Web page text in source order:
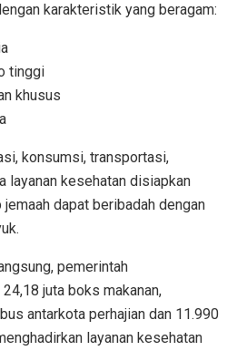
karakteristik yang beragam:
tinggi
khusus
konsumsi, transportasi,
layanan kesehatan disiapkan
dapat beribadah dengan
pemerintah
juta boks makanan,
antarkota perhajian dan 11.990
layanan kesehatan